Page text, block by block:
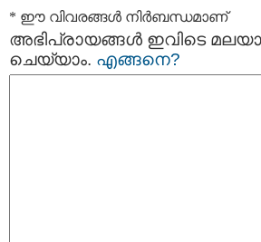
* ഈ വിവരങ്ങള്‍ നിര്‍ബന്ധമാണ്
അഭിപ്രായങ്ങള്‍ ഇവിടെ
ചെയ്യാം. എങ്ങനെ?